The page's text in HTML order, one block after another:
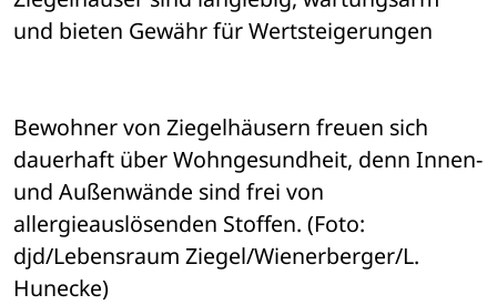
und bieten Gewähr für Wertsteigerungen
Bewohner von Ziegelhäusern freuen sich
dauerhaft über Wohngesundheit, denn Innen-
und Außenwände sind frei von
allergieauslösenden Stoffen. (Foto:
djd/Lebensraum Ziegel/Wienerberger/L.
Hunecke)